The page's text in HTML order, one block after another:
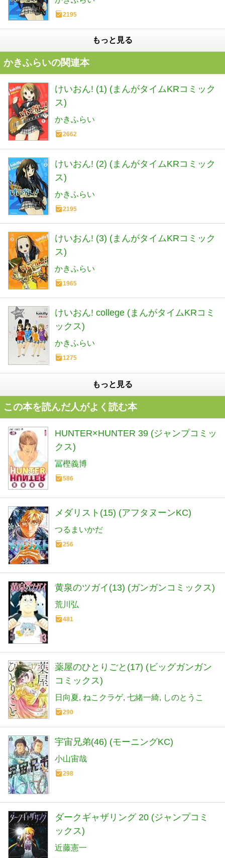
2195
もっと見る
かきふらいの関連本
けいおん! (1) (まんがタイムKRコミック
ス)
かきふらい
2662
けいおん! (2) (まんがタイムKRコミック
ス)
かきふらい
2195
けいおん! (3) (まんがタイムKRコミック
ス)
かきふらい
1965
けいおん! college (まんがタイムKRコミ
ックス)
かきふらい
1275
もっと見る
この本を読んだ人がよく読む本
HUNTER×HUNTER 39 (ジャンプコミッ
クス)
冨樫義博
586
メダリスト(15) (アフタヌーンKC)
つるまいかだ
256
黄泉のツガイ(13) (ガンガンコミックス)
荒川弘
481
薬屋のひとりごと(17) (ビッグガンガン
コミックス)
日向夏 ねこクラゲ 七緒一綺 しのとうこ
290
宇宙兄弟(46) (モーニングKC)
小山宙哉
298
ダークギャザリング 20 (ジャンプコミ
ックス)
近藤憲一